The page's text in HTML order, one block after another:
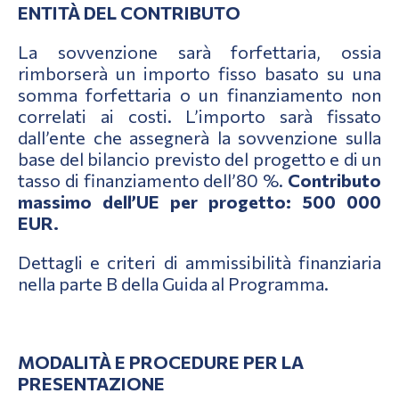
ENTITÀ DEL CONTRIBUTO
La sovvenzione sarà forfettaria, ossia
rimborserà un importo fisso basato su una
somma forfettaria o un finanziamento non
correlati ai costi. L’importo sarà fissato
dall’ente che assegnerà la sovvenzione sulla
base del bilancio previsto del progetto e di un
tasso di finanziamento dell’80 %. Contributo
massimo dell’UE per progetto: 500 000
EUR.
Dettagli e criteri di ammissibilità finanziaria
nella parte B della Guida al Programma.
MODALITÀ E PROCEDURE PER LA
PRESENTAZIONE